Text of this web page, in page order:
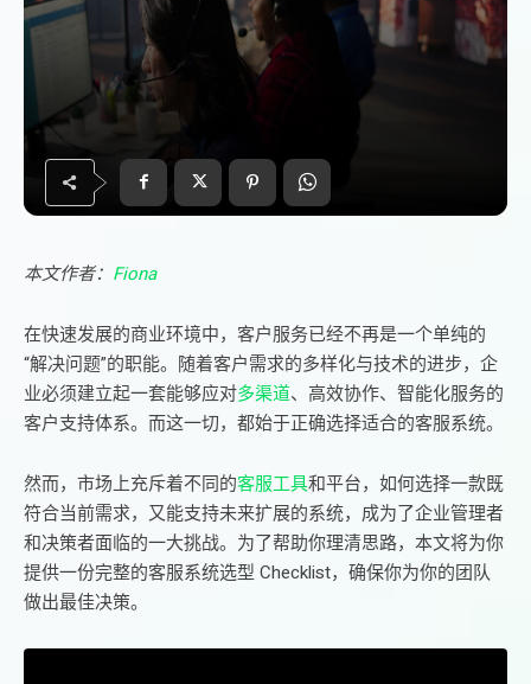
本文作者： Fiona
在快速发展的商业环境中，客户服务已经不再是一个单纯的
“解决问题”的职能。随着客户需求的多样化与技术的进步，企
业必须建立起一套能够应对多渠道、高效协作、智能化服务的
客户支持体系。而这一切，都始于正确选择适合的客服系统。
然而，市场上充斥着不同的客服工具和平台，如何选择一款既
符合当前需求，又能支持未来扩展的系统，成为了企业管理者
和决策者面临的一大挑战。为了帮助你理清思路，本文将为你
提供一份完整的客服系统选型 Checklist，确保你为你的团队
做出最佳决策。